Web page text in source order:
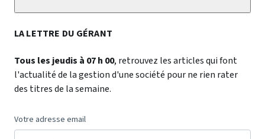
LA LETTRE DU GÉRANT
Tous les jeudis à 07 h 00, retrouvez les articles qui font
l'actualité de la gestion d'une société pour ne rien rater
des titres de la semaine.
Votre adresse email